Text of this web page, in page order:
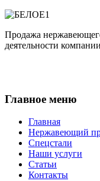
Продажа
деятельности
Главное меню
Главная
Нержавеющий
Спецстали
Наши услуги
Статьи
Контакты